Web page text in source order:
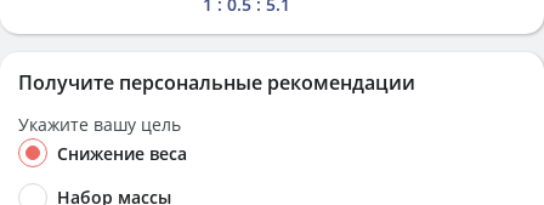
Получите персональные рекомендации
Укажите вашу цель
Снижение веса
Набор массы